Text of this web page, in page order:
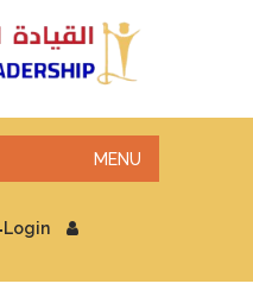
MENU
Login